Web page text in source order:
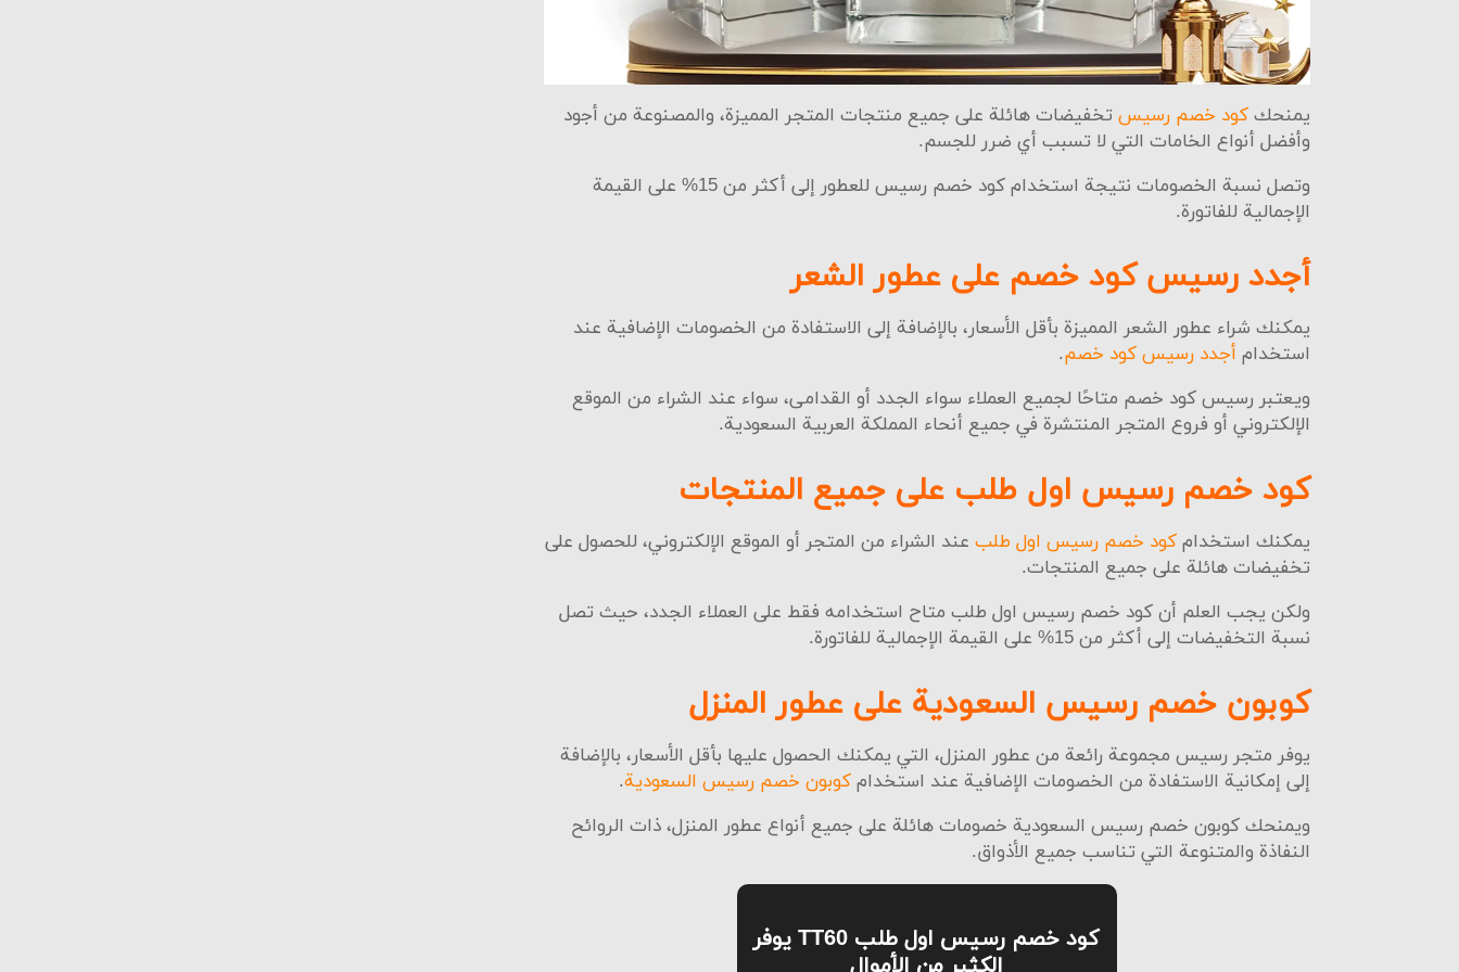
انسخ الكوبون
الذهاب للمتجر
ويمكنك شراء كل ما ترغب في الحصول عليه من هذا القسم بأقل الأسعار، بالإضافة إلى إمكانية استخدام كوبون
خصم رسيس الذي يمنحك خصومات تصل إلى 15%.
يوفر متجر رسيس الكثير من طرق الدفع المختلفة والتي تناسب جميع العملاء، بهدف توفير الراحة والأمان أثناء
التعاملات المالية.
ويمكنك الاختيار من بين العديد من طرق الدفع المختلفة والمتمثلة في الآتي:
إمكانية الدفع عند الاستلام.
السداد عن طريق الماستر كارد.
سياسة الشحن والتوصيل في متجر رسيس للعطور
يمنحك كود خصم رسيس تخفيضات هائلة على جميع منتجات المتجر المميزة، والمصنوعة من أجود
وأفضل أنواع الخامات التي لا تسبب أي ضرر للجسم.
وتصل نسبة الخصومات نتيجة استخدام كود خصم رسيس للعطور إلى أكثر من 15% على القيمة
الإجمالية للفاتورة.
أجدد رسيس كود خصم على عطور الشعر
يمكنك شراء عطور الشعر المميزة بأقل الأسعار، بالإضافة إلى الاستفادة من الخصومات الإضافية عند
استخدام أجدد رسيس كود خصم.
ويعتبر رسيس كود خصم متاحًا لجميع العملاء سواء الجدد أو القدامى، سواء عند الشراء من الموقع
الإلكتروني أو فروع المتجر المنتشرة في جميع أنحاء المملكة العربية السعودية.
كود خصم رسيس اول طلب على جميع المنتجات
يمكنك استخدام كود خصم رسيس اول طلب عند الشراء من المتجر أو الموقع الإلكتروني، للحصول على
تخفيضات هائلة على جميع المنتجات.
ولكن يجب العلم أن كود خصم رسيس اول طلب متاح استخدامه فقط على العملاء الجدد، حيث تصل
نسبة التخفيضات إلى أكثر من 15% على القيمة الإجمالية للفاتورة.
كوبون خصم رسيس السعودية على عطور المنزل
يوفر متجر رسيس مجموعة رائعة من عطور المنزل، التي يمكنك الحصول عليها بأقل الأسعار، بالإضافة
إلى إمكانية الاستفادة من الخصومات الإضافية عند استخدام كوبون خصم رسيس السعودية.
ويمنحك كوبون خصم رسيس السعودية خصومات هائلة على جميع أنواع عطور المنزل، ذات الروائح
النفاذة والمتنوعة التي تناسب جميع الأذواق.
كود خصم رسيس اول طلب TT60 يوفر